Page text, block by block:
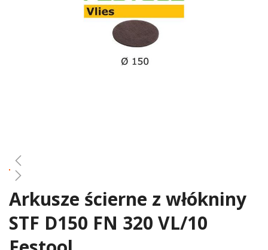
Skip
beginning
Arkusze ścierne z włókniny
STF D150 FN 320 VL/10